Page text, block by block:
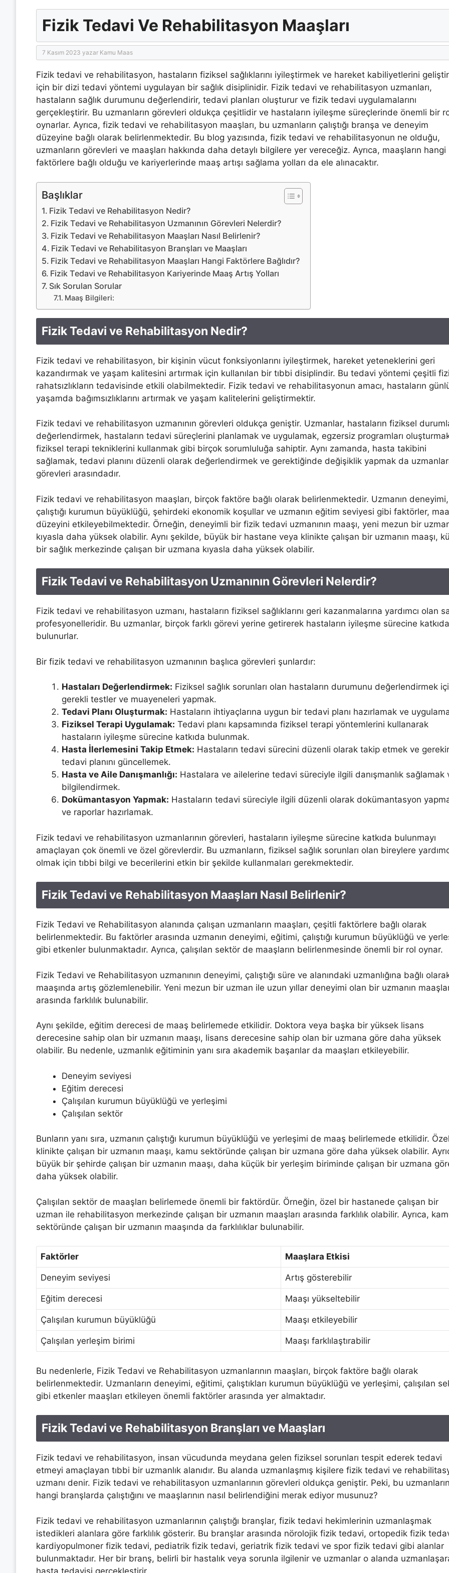
Fizik Tedavi Ve Rehabilitasyon Maaşları
7 Kasım 2023 yazar Kamu Maas
Fizik tedavi ve rehabilitasyon, hastaların fiziksel sağlıklarını iyileştirmek ve hareket kabiliyetlerini
için bir dizi tedavi yöntemi uygulayan bir sağlık disiplinidir. Fizik tedavi ve rehabilitasyon uzmanları,
hastaların sağlık durumunu değerlendirir, tedavi planları oluşturur ve fizik tedavi uygulamalarını
gerçekleştirir. Bu uzmanların görevleri oldukça çeşitlidir ve hastaların iyileşme süreçlerinde önemli bir
oynarlar. Ayrıca, fizik tedavi ve rehabilitasyon maaşları, bu uzmanların çalıştığı branşa ve deneyim
düzeyine bağlı olarak belirlenmektedir. Bu blog yazısında, fizik tedavi ve rehabilitasyonun ne olduğu,
uzmanların görevleri ve maaşları hakkında daha detaylı bilgilere yer vereceğiz. Ayrıca, maaşların hangi
faktörlere bağlı olduğu ve kariyerlerinde maaş artışı sağlama yolları da ele alınacaktır.
Başlıklar
Fizik Tedavi ve Rehabilitasyon Nedir?
Fizik Tedavi ve Rehabilitasyon Uzmanının Görevleri Nelerdir?
Fizik Tedavi ve Rehabilitasyon Maaşları Nasıl Belirlenir?
Fizik Tedavi ve Rehabilitasyon Branşları ve Maaşları
Fizik Tedavi ve Rehabilitasyon Maaşları Hangi Faktörlere Bağlıdır?
Fizik Tedavi ve Rehabilitasyon Kariyerinde Maaş Artış Yolları
Sık Sorulan Sorular
Maaş Bilgileri:
Fizik Tedavi ve Rehabilitasyon Nedir?
Fizik tedavi ve rehabilitasyon, bir kişinin vücut fonksiyonlarını iyileştirmek, hareket yeteneklerini geri
kazandırmak ve yaşam kalitesini artırmak için kullanılan bir tıbbi disiplindir. Bu tedavi yöntemi çeşitli
rahatsızlıkların tedavisinde etkili olabilmektedir. Fizik tedavi ve rehabilitasyonun amacı, hastaların
yaşamda bağımsızlıklarını artırmak ve yaşam kalitelerini geliştirmektir.
Fizik tedavi ve rehabilitasyon uzmanının görevleri oldukça geniştir. Uzmanlar, hastaların fiziksel
değerlendirmek, hastaların tedavi süreçlerini planlamak ve uygulamak, egzersiz programları
fiziksel terapi tekniklerini kullanmak gibi birçok sorumluluğa sahiptir. Aynı zamanda, hasta takibini
sağlamak, tedavi planını düzenli olarak değerlendirmek ve gerektiğinde değişiklik yapmak da
görevleri arasındadır.
Fizik tedavi ve rehabilitasyon maaşları, birçok faktöre bağlı olarak belirlenmektedir. Uzmanın deneyimi,
çalıştığı kurumun büyüklüğü, şehirdeki ekonomik koşullar ve uzmanın eğitim seviyesi gibi faktörler,
düzeyini etkileyebilmektedir. Örneğin, deneyimli bir fizik tedavi uzmanının maaşı, yeni mezun bir
kıyasla daha yüksek olabilir. Aynı şekilde, büyük bir hastane veya klinikte çalışan bir uzmanın maaşı,
bir sağlık merkezinde çalışan bir uzmana kıyasla daha yüksek olabilir.
Fizik Tedavi ve Rehabilitasyon Uzmanının Görevleri Nelerdir?
Fizik tedavi ve rehabilitasyon uzmanı, hastaların fiziksel sağlıklarını geri kazanmalarına yardımcı olan
profesyonelleridir. Bu uzmanlar, birçok farklı görevi yerine getirerek hastaların iyileşme sürecine katkıda
bulunurlar.
Bir fizik tedavi ve rehabilitasyon uzmanının başlıca görevleri şunlardır:
Hastaları Değerlendirmek: Fiziksel sağlık sorunları olan hastaların durumunu değerlendirmek
gerekli testler ve muayeneleri yapmak.
Tedavi Planı Oluşturmak: Hastaların ihtiyaçlarına uygun bir tedavi planı hazırlamak ve
Fiziksel Terapi Uygulamak: Tedavi planı kapsamında fiziksel terapi yöntemlerini kullanarak
hastaların iyileşme sürecine katkıda bulunmak.
Hasta İlerlemesini Takip Etmek: Hastaların tedavi sürecini düzenli olarak takip etmek ve
tedavi planını güncellemek.
Hasta ve Aile Danışmanlığı: Hastalara ve ailelerine tedavi süreciyle ilgili danışmanlık sağlamak
bilgilendirmek.
Dokümantasyon Yapmak: Hastaların tedavi süreciyle ilgili düzenli olarak dokümantasyon
ve raporlar hazırlamak.
Fizik tedavi ve rehabilitasyon uzmanlarının görevleri, hastaların iyileşme sürecine katkıda bulunmayı
amaçlayan çok önemli ve özel görevlerdir. Bu uzmanların, fiziksel sağlık sorunları olan bireylere
olmak için tıbbi bilgi ve becerilerini etkin bir şekilde kullanmaları gerekmektedir.
Fizik Tedavi ve Rehabilitasyon Maaşları Nasıl Belirlenir?
Fizik Tedavi ve Rehabilitasyon alanında çalışan uzmanların maaşları, çeşitli faktörlere bağlı olarak
belirlenmektedir. Bu faktörler arasında uzmanın deneyimi, eğitimi, çalıştığı kurumun büyüklüğü ve
gibi etkenler bulunmaktadır. Ayrıca, çalışılan sektör de maaşların belirlenmesinde önemli bir rol oynar.
Fizik Tedavi ve Rehabilitasyon uzmanının deneyimi, çalıştığı süre ve alanındaki uzmanlığına bağlı
maaşında artış gözlemlenebilir. Yeni mezun bir uzman ile uzun yıllar deneyimi olan bir uzmanın
arasında farklılık bulunabilir.
Aynı şekilde, eğitim derecesi de maaş belirlemede etkilidir. Doktora veya başka bir yüksek lisans
derecesine sahip olan bir uzmanın maaşı, lisans derecesine sahip olan bir uzmana göre daha yüksek
olabilir. Bu nedenle, uzmanlık eğitiminin yanı sıra akademik başarılar da maaşları etkileyebilir.
Deneyim seviyesi
Eğitim derecesi
Çalışılan kurumun büyüklüğü ve yerleşimi
Çalışılan sektör
Bunların yanı sıra, uzmanın çalıştığı kurumun büyüklüğü ve yerleşimi de maaş belirlemede etkilidir.
klinikte çalışan bir uzmanın maaşı, kamu sektöründe çalışan bir uzmana göre daha yüksek olabilir.
büyük bir şehirde çalışan bir uzmanın maaşı, daha küçük bir yerleşim biriminde çalışan bir uzmana
daha yüksek olabilir.
Çalışılan sektör de maaşları belirlemede önemli bir faktördür. Örneğin, özel bir hastanede çalışan bir
uzman ile rehabilitasyon merkezinde çalışan bir uzmanın maaşları arasında farklılık olabilir. Ayrıca,
sektöründe çalışan bir uzmanın maaşında da farklılıklar bulunabilir.
Faktörler Maaşlara Etkisi
Deneyim seviyesi Artış gösterebilir
Eğitim derecesi Maaşı yükseltebilir
Çalışılan kurumun büyüklüğü Maaşı etkileyebilir
Çalışılan yerleşim birimi Maaşı farklılaştırabilir
Bu nedenlerle, Fizik Tedavi ve Rehabilitasyon uzmanlarının maaşları, birçok faktöre bağlı olarak
belirlenmektedir. Uzmanların deneyimi, eğitimi, çalıştıkları kurumun büyüklüğü ve yerleşimi, çalışılan
gibi etkenler maaşları etkileyen önemli faktörler arasında yer almaktadır.
Fizik Tedavi ve Rehabilitasyon Branşları ve Maaşları
Fizik tedavi ve rehabilitasyon, insan vücudunda meydana gelen fiziksel sorunları tespit ederek tedavi
etmeyi amaçlayan tıbbi bir uzmanlık alanıdır. Bu alanda uzmanlaşmış kişilere fizik tedavi ve
uzmanı denir. Fizik tedavi ve rehabilitasyon uzmanlarının görevleri oldukça geniştir. Peki, bu uzmanların
hangi branşlarda çalıştığını ve maaşlarının nasıl belirlendiğini merak ediyor musunuz?
Fizik tedavi ve rehabilitasyon uzmanlarının çalıştığı branşlar, fizik tedavi hekimlerinin uzmanlaşmak
istedikleri alanlara göre farklılık gösterir. Bu branşlar arasında nörolojik fizik tedavi, ortopedik fizik
kardiyopulmoner fizik tedavi, pediatrik fizik tedavi, geriatrik fizik tedavi ve spor fizik tedavi gibi alanlar
bulunmaktadır. Her bir branş, belirli bir hastalık veya sorunla ilgilenir ve uzmanlar o alanda
hasta tedavisi gerçekleştirir.